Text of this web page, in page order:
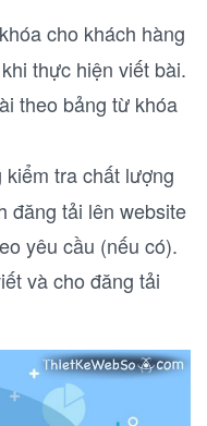
cho khách hàng
thực hiện viết bài.
theo bảng từ khóa
tra chất lượng
đăng tải lên website
yêu cầu (nếu có).
và cho đăng tải